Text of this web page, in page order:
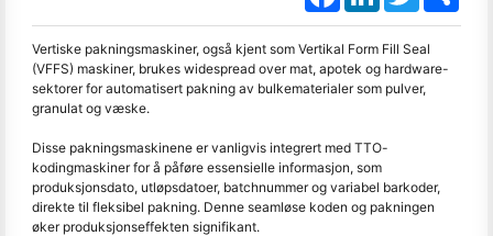
Vertiske pakningsmaskiner, også kjent som Vertikal Form Fill Seal
(VFFS) maskiner, brukes widespread over mat, apotek og hardware-
sektorer for automatisert pakning av bulkematerialer som pulver,
granulat og væske.
Disse pakningsmaskinene er vanligvis integrert med TTO-
kodingmaskiner for å påføre essensielle informasjon, som
produksjonsdato, utløpsdatoer, batchnummer og variabel barkoder,
direkte til fleksibel pakning. Denne seamløse koden og pakningen
øker produksjonseffekten signifikant.